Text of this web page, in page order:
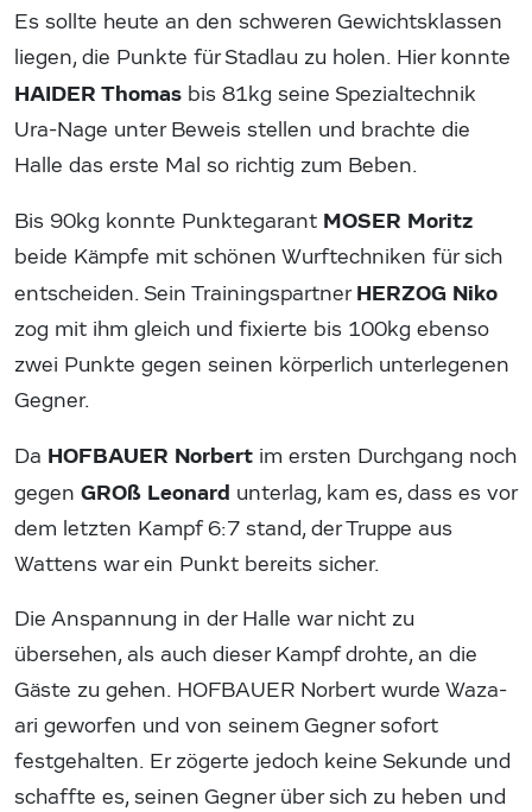
Es sollte heute an den schweren Gewichtsklassen
liegen, die Punkte für Stadlau zu holen. Hier konnte
HAIDER Thomas bis 81kg seine Spezialtechnik
Ura-Nage unter Beweis stellen und brachte die
Halle das erste Mal so richtig zum Beben.
Bis 90kg konnte Punktegarant MOSER Moritz
beide Kämpfe mit schönen Wurftechniken für sich
entscheiden. Sein TrainingspartnerHERZOG Niko
zog mit ihm gleich und fixierte bis 100kg ebenso
zwei Punkte gegen seinen körperlich unterlegenen
Gegner.
Da HOFBAUER Norbert im ersten Durchgang noch
gegen GROß Leonard unterlag, kam es, dass es vor
dem letzten Kampf 6:7 stand, der Truppe aus
Wattens war ein Punkt bereits sicher.
Die Anspannung in der Halle war nicht zu
übersehen, als auch dieser Kampf drohte, an die
Gäste zu gehen. HOFBAUER Norbert wurde Waza-
ari geworfen und von seinem Gegner sofort
festgehalten. Er zögerte jedoch keine Sekunde und
schaffte es, seinen Gegner über sich zu heben und